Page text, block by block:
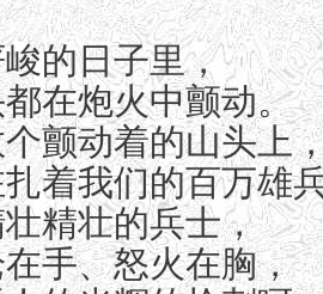
的日子里，
在炮火中颤动。
颤动着的山头上
着我们的百万雄
精壮的兵士，
手、怒火在胸，